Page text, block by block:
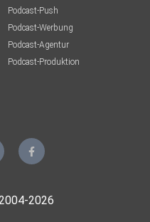
Podcast-Push
Podcast-Werbung
Podcast-Agentur
Podcast-Produktion
2026